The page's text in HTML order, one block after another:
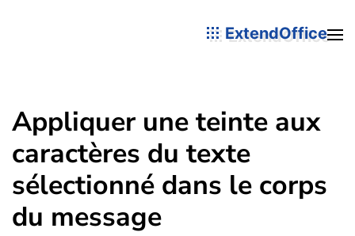
ExtendOffice
Appliquer une teinte aux
caractères du texte
sélectionné dans le corps
du message